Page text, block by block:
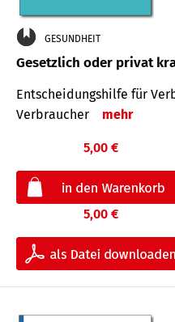
GESUNDHEIT
Gesetzlich oder privat
Entscheidungshilfe für
Verbraucher
mehr
5,00 €
5,00 €